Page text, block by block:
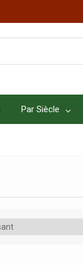
Par Siècle